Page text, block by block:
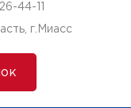
26-44-11
г.Миасс